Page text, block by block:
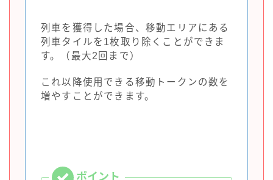
列車を獲得した場合、移動エリアにある
列車タイルを1枚取り除くことができま
す。（最大2回まで）
これ以降使用できる移動トークンの数を
増やすことができます。